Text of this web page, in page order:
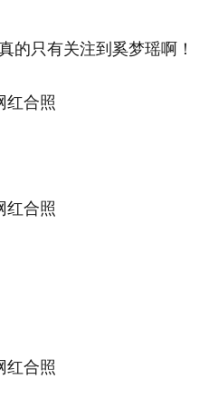
的只有关注到奚梦瑶啊！